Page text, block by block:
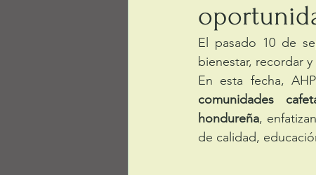
El pasado 10 de
bienestar, recordar
En esta fecha,
comunidades
hondureña,
de calidad,